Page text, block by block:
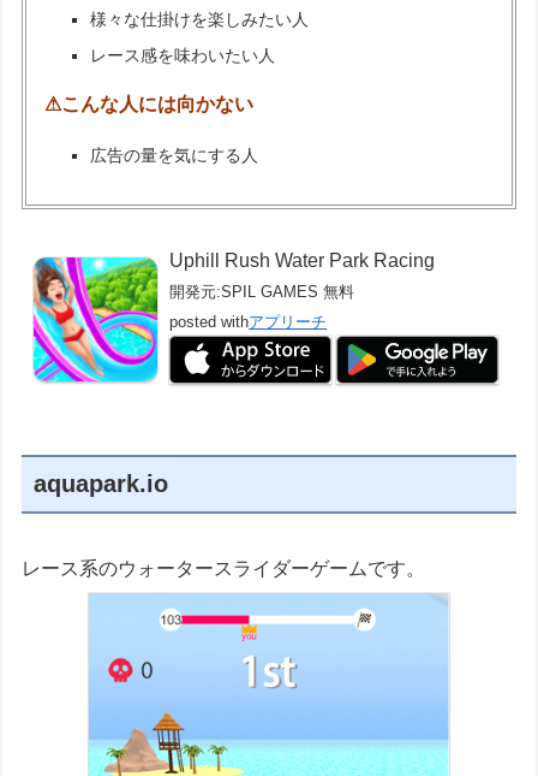
様々な仕掛けを楽しみたい人
レース感を味わいたい人
⚠こんな人には向かない
広告の量を気にする人
Uphill Rush Water Park Racing
開発元:SPIL GAMES 無料
posted withアプリーチ
aquapark.io
レース系のウォータースライダーゲームです。